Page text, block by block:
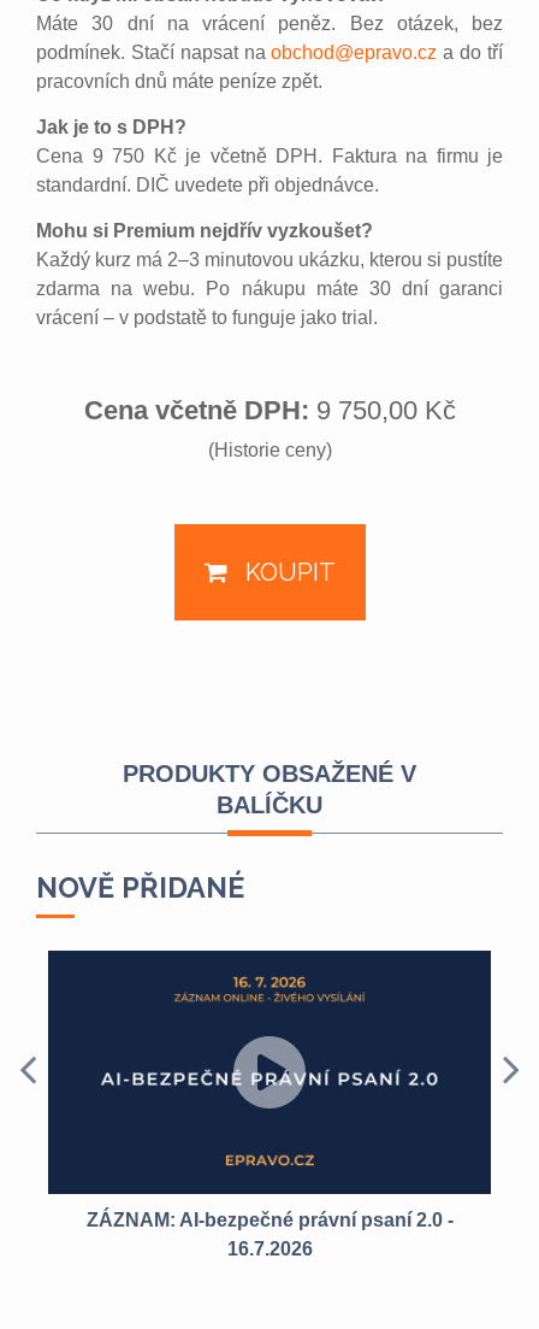
Máte 30 dní na vrácení peněz. Bez otázek, bez
podmínek. Stačí napsat naobchod@epravo.cz a do tří
pracovních dnů máte peníze zpět.
Jak je to s DPH?
Cena 9 750 Kč je včetně DPH. Faktura na firmu je
standardní. DIČ uvedete při objednávce.
Mohu si Premium nejdřív vyzkoušet?
Každý kurz má 2–3 minutovou ukázku, kterou si pustíte
zdarma na webu. Po nákupu máte 30 dní garanci
vrácení – v podstatě to funguje jako trial.
Cena včetně DPH: 9 750,00 Kč
(Historie ceny)
KOUPIT
PRODUKTY OBSAŽENÉ V
BALÍČKU
NOVĚ PŘIDANÉ
ZÁZNAM: AI-bezpečné právní psaní 2.0 -
16.7.2026